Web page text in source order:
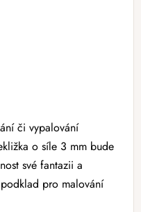
či vypalování
o síle 3 mm bude
své fantazii a
pro malování